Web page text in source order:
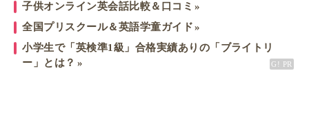
子供オンライン英会話比較＆口コミ
全国プリスクール＆英語学童ガイド
小学生で「英検準1級」合格実績ありの「ブライトリ
ー」とは？